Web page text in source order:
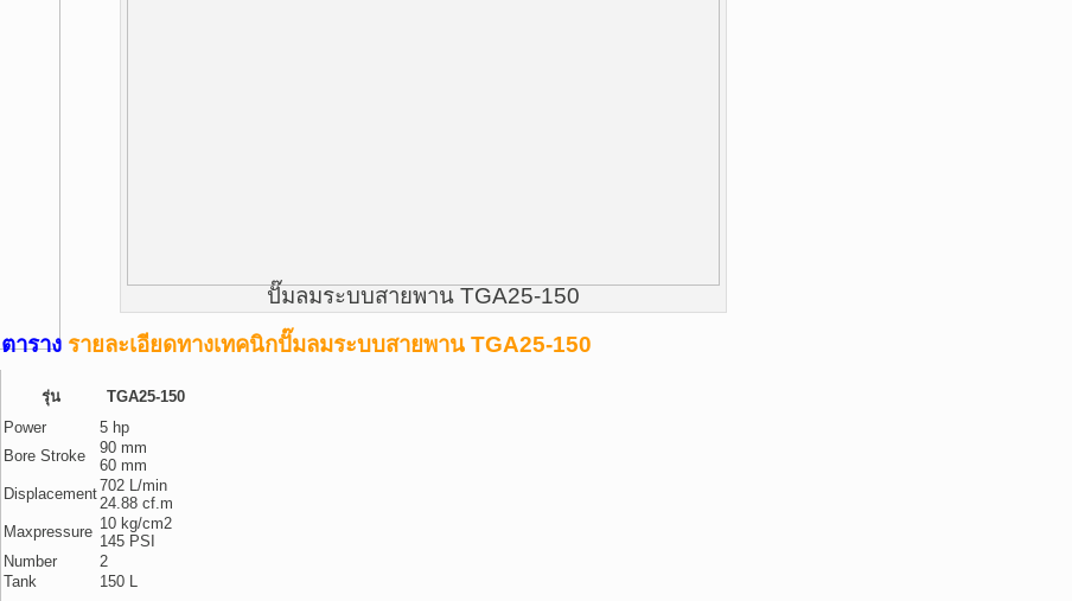
ปั๊มลมระบบสายพาน TGA25-150
ตาราง รายละเอียดทางเทคนิกปั๊มลมระบบสายพาน TGA25-150
รุ่น
TGA25-150
Power
5 hp
Bore Stroke
90 mm
60 mm
Displacement702 L/min
24.88 cf.m
Maxpressure 10 kg/cm2
145 PSI
Number
2
Tank
150 L